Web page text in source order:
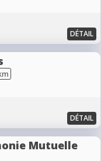
DÉTAIL
DÉTAIL
Mutuelle